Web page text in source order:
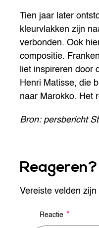
Tien jaar later
kleurvlakken zijn
verbonden. Ook
compositie.
liet inspireren door
Henri Matisse, die
naar Marokko. Het
Bron: persbericht
Reageren?
Vereiste velden
Reactie *
A
t
e